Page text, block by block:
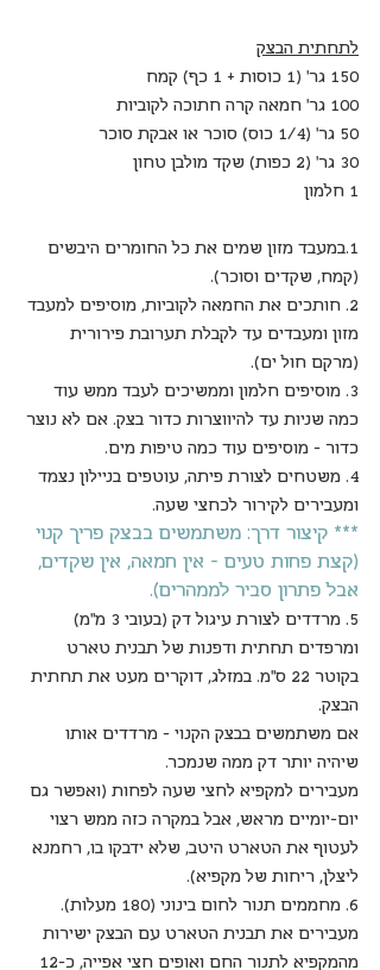
לתחתית הבצק
150 גר' (1 כוסות + 1 כף) קמח
100 גר' חמאה קרה חתוכה לקוביות
50 גר' (1/4 כוס) סוכר או אבקת סוכר
30 גר' (2 כפות) שקד מולבן טחון
1 חלמון
1.במעבד מזון שמים את כל החומרים היבשים
(קמח, שקדים וסוכר).
2. חותכים את החמאה לקוביות, מוסיפים למעבד
מזון ומעבדים עד לקבלת תערובת פירורית
(מרקם חול ים).
3. מוסיפים חלמון וממשיכים לעבד ממש עוד
כמה שניות עד להיווצרות כדור בצק. אם לא נוצר
כדור - מוסיפים עוד כמה טיפות מים.
4. משטחים לצורת פיתה, עוטפים בניילון נצמד
ומעבירים לקירור לכחצי שעה.
*** קיצור דרך: משתמשים בבצק פריך קנוי
(קצת פחות טעים - אין חמאה, אין שקדים,
אבל פתרון סביר לממהרים).
5. מרדדים לצורת עיגול דק (בעובי 3 מ"מ)
ומרפדים תחתית ודפנות של תבנית טארט
בקוטר 22 ס"מ. במזלג, דוקרים מעט את תחתית
הבצק.
אם משתמשים בבצק הקנוי - מרדדים אותו
שיהיה יותר דק ממה שנמכר.
מעבירים למקפיא לחצי שעה לפחות (ואפשר גם
יום-יומיים מראש, אבל במקרה כזה ממש רצוי
לעטוף את הטארט היטב, שלא ידבקו בו, רחמנא
ליצלן, ריחות של מקפיא).
6. מחממים תנור לחום בינוני (180 מעלות).
מעבירים את תבנית הטארט עם הבצק ישירות